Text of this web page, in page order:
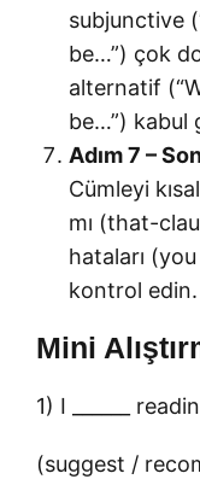
subjunctive
be…”) çok
alternatif
be…”) kabul
Adım 7 –
Cümleyi
mı (that-
hataları
kontrol edin.
Mini
1) I ______
(suggest /